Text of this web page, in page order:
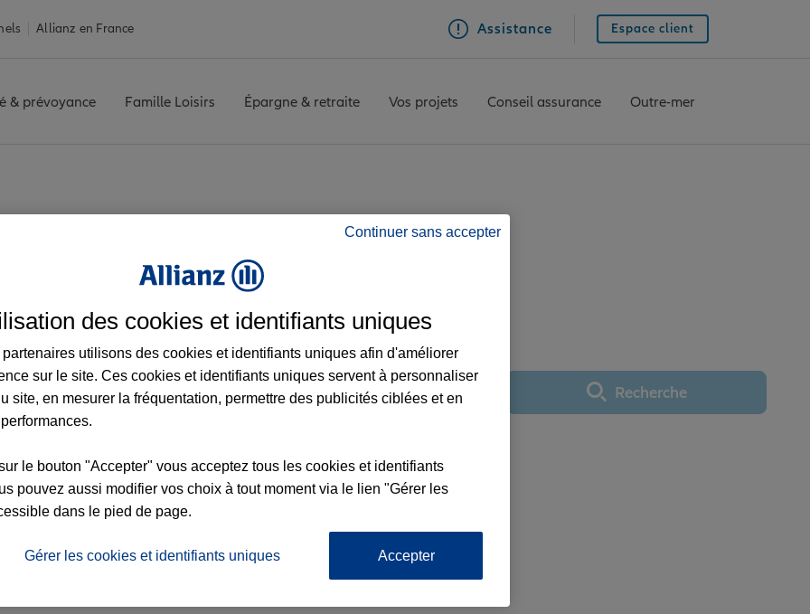
Allianz en France Assistance Espace client
& prévoyance Famille Loisirs Épargne & retraite Vos projets Conseil assurance Outre-mer
avis de l'agence LA CANOURGUE
Utiliser ma positionRecherche
Continuer sans accepter
des cookies et identifiants uniques
partenaires utilisons des cookies et identifiants uniques afin d'améliorer
sur le site. Ces cookies et identifiants uniques servent à personnaliser
site, en mesurer la fréquentation, permettre des publicités ciblées et en
le bouton "Accepter" vous acceptez tous les cookies et identifiants
pouvez aussi modifier vos choix à tout moment via le lien "Gérer les
dans le pied de page.
Gérer les cookies et identifiants uniques Accepter